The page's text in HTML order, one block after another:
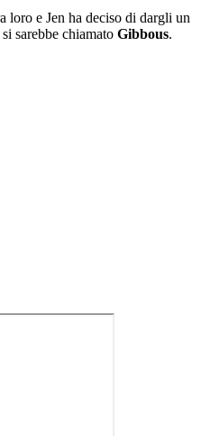
loro e Jen ha deciso di dargli un
sarebbe chiamato Gibbous.